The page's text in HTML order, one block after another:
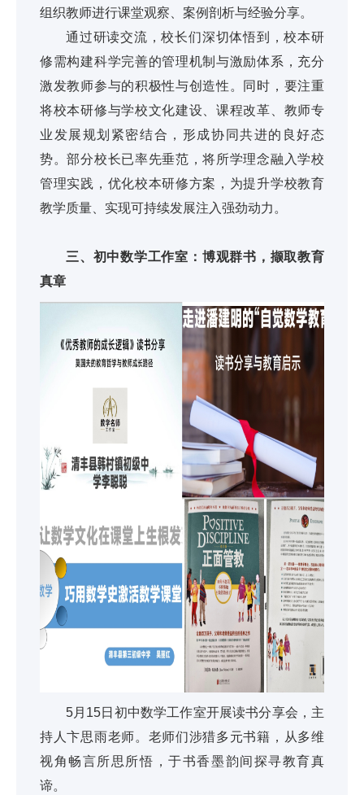
组织教师进行课堂观察、案例剖析与经验分享。
通过研读交流，校长们深切体悟到，校本研
修需构建科学完善的管理机制与激励体系，充分
激发教师参与的积极性与创造性。同时，要注重
将校本研修与学校文化建设、课程改革、教师专
业发展规划紧密结合，形成协同共进的良好态
势。部分校长已率先垂范，将所学理念融入学校
管理实践，优化校本研修方案，为提升学校教育
教学质量、实现可持续发展注入强劲动力。
三、初中数学工作室：博观群书，撷取教育
真章
5月15日初中数学工作室开展读书分享会，主
持人卞思雨老师。老师们涉猎多元书籍，从多维
视角畅言所思所悟，于书香墨韵间探寻教育真
谛。